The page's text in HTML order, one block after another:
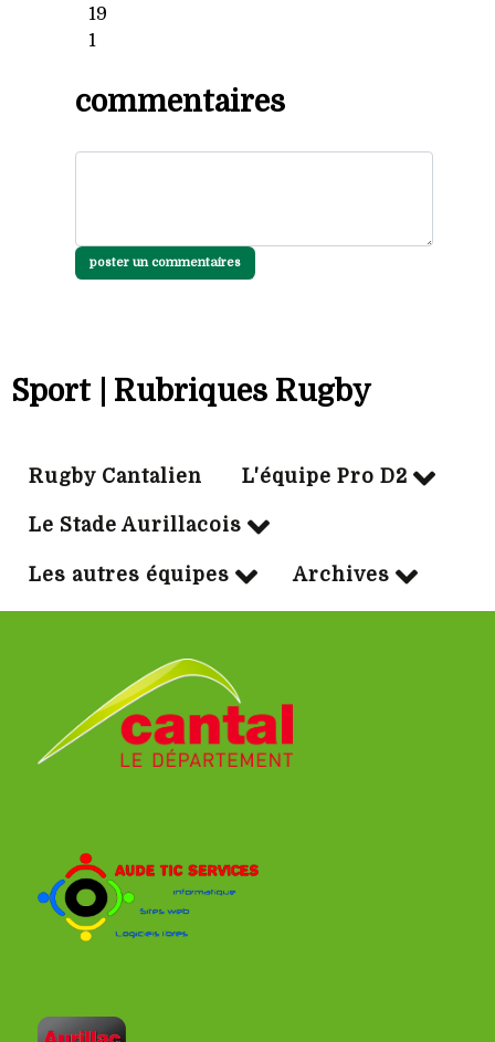
19
1
commentaires
poster un commentaires
Sport | Rubriques Rugby
Rugby Cantalien L'équipe Pro D2
Le Stade Aurillacois
Les autres équipes Archives